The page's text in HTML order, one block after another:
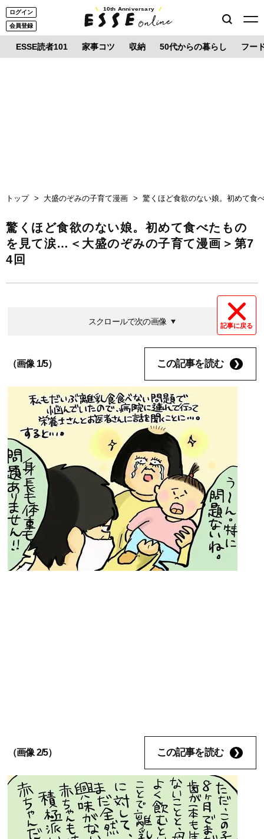
ログイン
会員登録
10th Anniversary
ESSE読者101 家事コツ 収納 50代からの暮らし フー
トップ 大盛のぞみの子育て漫画 驚くほど食欲のない娘。初めて食
驚くほど食欲のない娘。初めて食べたもの
を見て涙…＜大盛のぞみの子育て漫画＞第7
4回
記事に戻る
スクロールで次の画像
（画像 1/5） この記事を読む
（画像 2/5） この記事を読む